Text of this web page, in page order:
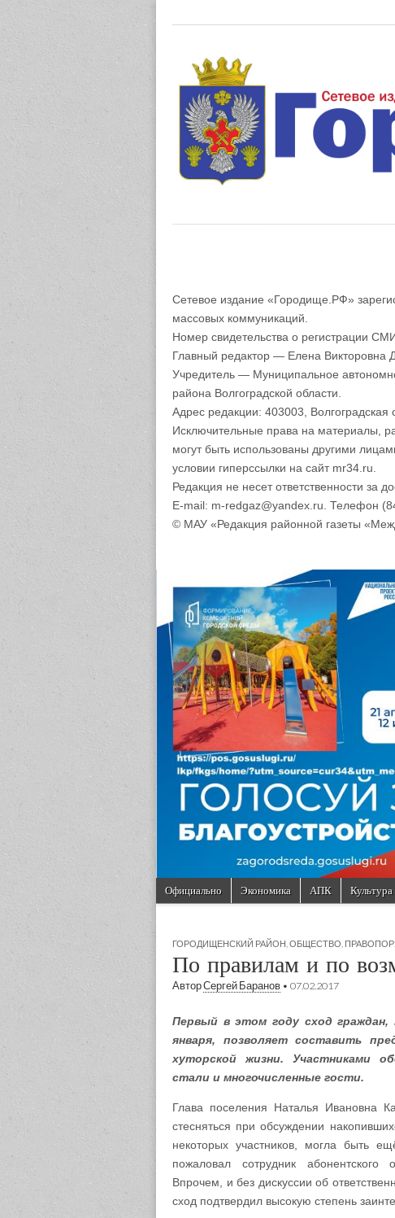
Сетевое издание «Городище.РФ»
массовых коммуникаций.
Номер свидетельства о регистрации
Главный редактор — Елена Викторовна
Учредитель — Муниципальное
района Волгоградской области.
Адрес редакции: 403003,
Исключительные права на материалы,
могут быть использованы другими
условии гиперссылки на сайт mr34.ru.
Редакция не несет ответственности за
E-mail: m-redgaz@yandex.ru. Телефон
© МАУ «Редакция районной газеты
Main menu
Skip to content
Официально Экономика АПК
ГОРОДИЩЕНСКИЙ РАЙОН ОБЩЕСТВО
По правилам и по
АвторСергей Баранов • 07.02.2017
Первый в этом году сход граждан,
января, позволяет составить
хуторской жизни. Участниками
стали и многочисленные гости.
Глава поселения Наталья Ивановна
стесняться при обсуждении
некоторых участников, могла быть
пожаловал сотрудник абонентского
Впрочем, и без дискуссии об
сход подтвердил высокую степень